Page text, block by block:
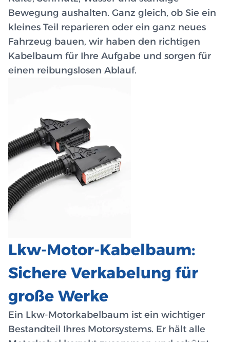
Bewegung aushalten. Ganz gleich, ob Sie ein
kleines Teil reparieren oder ein ganz neues
Fahrzeug bauen, wir haben den richtigen
Kabelbaum für Ihre Aufgabe und sorgen für
einen reibungslosen Ablauf.
Lkw-Motor-Kabelbaum:
Sichere Verkabelung für
große Werke
Ein Lkw-Motorkabelbaum ist ein wichtiger
Bestandteil Ihres Motorsystems. Er hält alle